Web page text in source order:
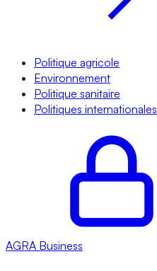
Politique agricole
Environnement
Politique sanitaire
Politiques internationales
AGRA Business